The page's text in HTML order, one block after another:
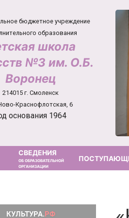
бюджетное учреждение
образования
школа
№3 им. О.Б.
Воронец
214015 г. Смоленск
Краснофлотская, 6
основания 1964
СВЕДЕНИЯ
ОБ ОБРАЗОВАТЕЛЬНОЙ
ОРГАНИЗАЦИИ